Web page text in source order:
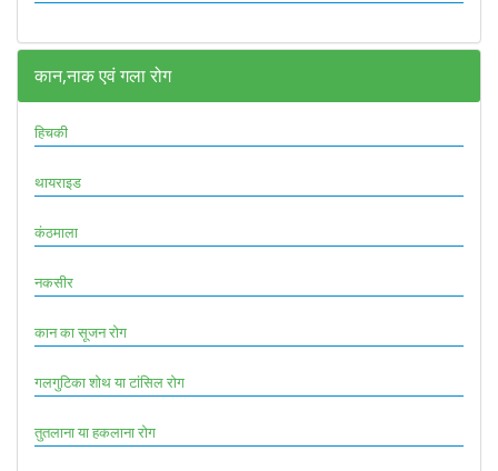
कान,नाक एवं गला रोग
हिचकी
थायराइड
कंठमाला
नकसीर
कान का सूजन रोग
गलगुटिका शोथ या टांसिल रोग
तुतलाना या हकलाना रोग